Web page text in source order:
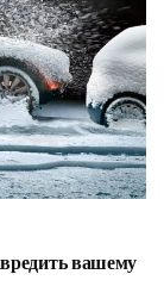
вашему